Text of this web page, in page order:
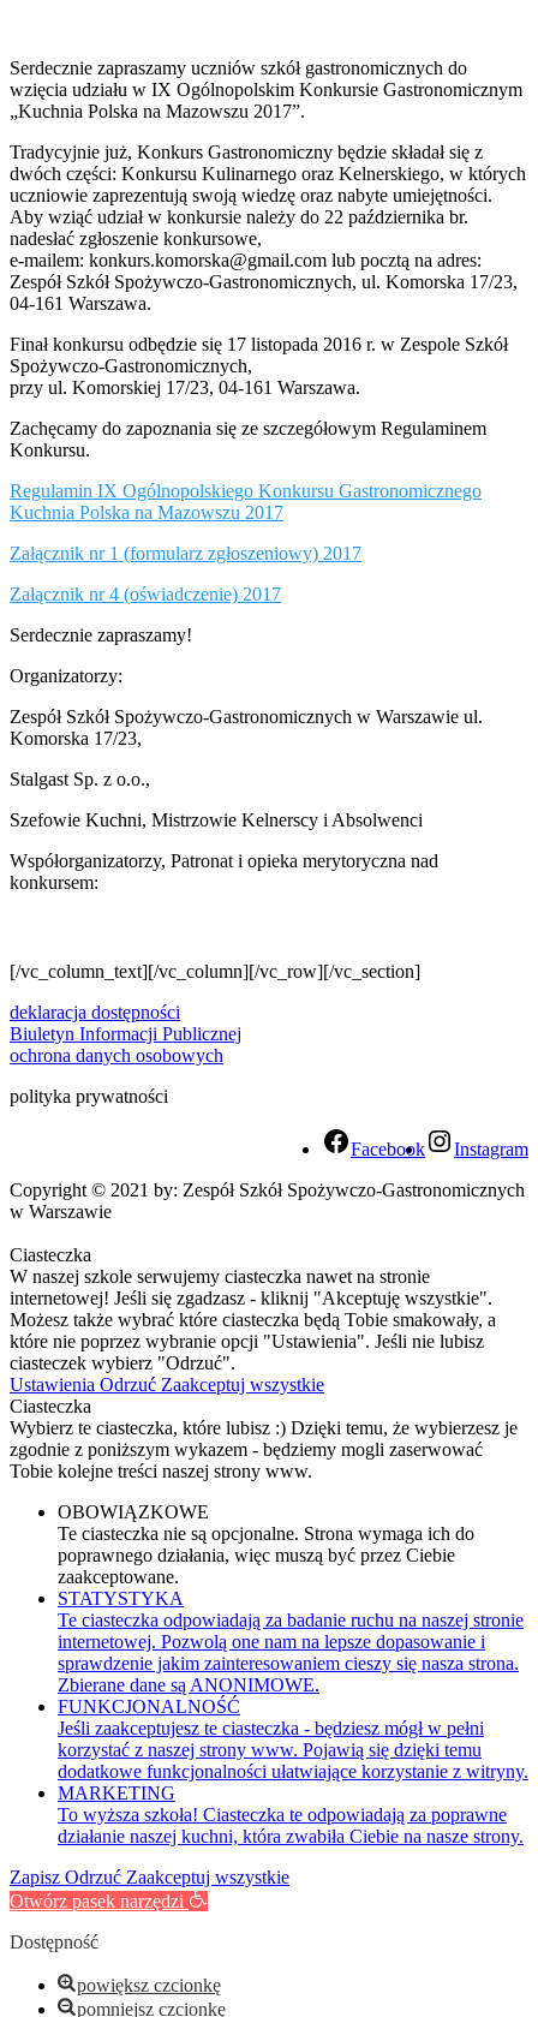
Serdecznie zapraszamy uczniów szkół gastronomicznych do
wzięcia udziału w IX Ogólnopolskim Konkursie Gastronomicznym
„Kuchnia Polska na Mazowszu 2017”.
Tradycyjnie już, Konkurs Gastronomiczny będzie składał się z
dwóch części: Konkursu Kulinarnego oraz Kelnerskiego, w których
uczniowie zaprezentują swoją wiedzę oraz nabyte umiejętności.
Aby wziąć udział w konkursie należy do 22 października br.
nadesłać zgłoszenie konkursowe,
e-mailem: konkurs.komorska@gmail.com lub pocztą na adres:
Zespół Szkół Spożywczo-Gastronomicznych, ul. Komorska 17/23,
04-161 Warszawa.
Finał konkursu odbędzie się 17 listopada 2016 r. w Zespole Szkół
Spożywczo-Gastronomicznych,
przy ul. Komorskiej 17/23, 04-161 Warszawa.
Zachęcamy do zapoznania się ze szczegółowym Regulaminem
Konkursu.
Regulamin IX Ogólnopolskiego Konkursu Gastronomicznego
Kuchnia Polska na Mazowszu 2017
Załącznik nr 1 (formularz zgłoszeniowy) 2017
Załącznik nr 4 (oświadczenie) 2017
Serdecznie zapraszamy!
Organizatorzy:
Zespół Szkół Spożywczo-Gastronomicznych w Warszawie ul.
Komorska 17/23,
Stalgast Sp. z o.o.,
Szefowie Kuchni, Mistrzowie Kelnerscy i Absolwenci
Współorganizatorzy, Patronat i opieka merytoryczna nad
konkursem:
[/vc_column_text][/vc_column][/vc_row][/vc_section]
deklaracja dostępności
Biuletyn Informacji Publicznej
ochrona danych osobowych
polityka prywatności
Facebook
Instagram
Copyright © 2021 by: Zespół Szkół Spożywczo-Gastronomicznych
w Warszawie
Ciasteczka
W naszej szkole serwujemy ciasteczka nawet na stronie
internetowej! Jeśli się zgadzasz - kliknij "Akceptuję wszystkie".
Możesz także wybrać które ciasteczka będą Tobie smakowały, a
które nie poprzez wybranie opcji "Ustawienia". Jeśli nie lubisz
ciasteczek wybierz "Odrzuć".
Ustawienia Odrzuć Zaakceptuj wszystkie
Ciasteczka
Wybierz te ciasteczka, które lubisz :) Dzięki temu, że wybierzesz je
zgodnie z poniższym wykazem - będziemy mogli zaserwować
Tobie kolejne treści naszej strony www.
OBOWIĄZKOWE
Te ciasteczka nie są opcjonalne. Strona wymaga ich do
poprawnego działania, więc muszą być przez Ciebie
zaakceptowane.
STATYSTYKA
Te ciasteczka odpowiadają za badanie ruchu na naszej stronie
internetowej. Pozwolą one nam na lepsze dopasowanie i
sprawdzenie jakim zainteresowaniem cieszy się nasza strona.
Zbierane dane są ANONIMOWE.
FUNKCJONALNOŚĆ
Jeśli zaakceptujesz te ciasteczka - będziesz mógł w pełni
korzystać z naszej strony www. Pojawią się dzięki temu
dodatkowe funkcjonalności ułatwiające korzystanie z witryny.
MARKETING
To wyższa szkoła! Ciasteczka te odpowiadają za poprawne
działanie naszej kuchni, która zwabiła Ciebie na nasze strony.
Zapisz Odrzuć Zaakceptuj wszystkie
Otwórz pasek narzędzi
Dostępność
powiększ czcionkę
pomniejsz czcionkę